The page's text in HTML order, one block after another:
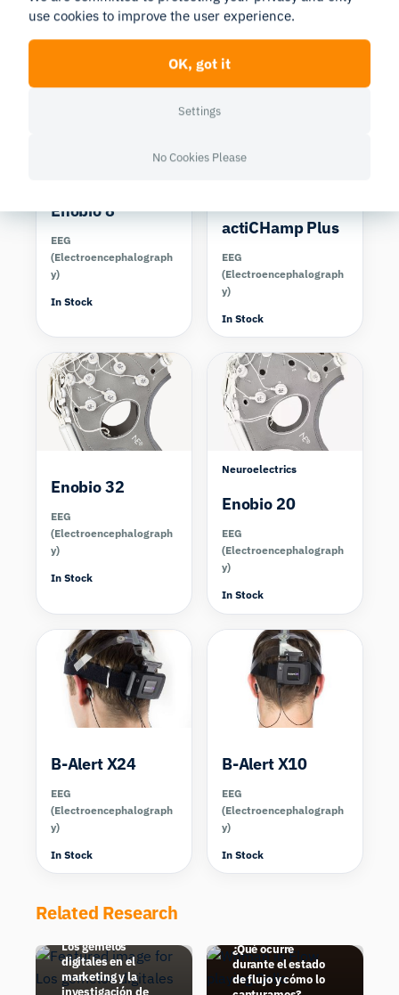
Enobio 8
EEG
(Electroencephalograph
y)
In Stock
actiCHamp Plus
EEG
(Electroencephalograph
y)
In Stock
Enobio 32
EEG
(Electroencephalograph
y)
In Stock
Compare
Neuroelectrics
Enobio 20
EEG
(Electroencephalograph
y)
In Stock
Compare
B-Alert X24
EEG
(Electroencephalograph
y)
In Stock
B-Alert X10
EEG
(Electroencephalograph
y)
In Stock
Related Research
Los gemelos
digitales en el
marketing y la
investigación de
¿Qué ocurre
durante el estado
de flujo y cómo lo
use cookies to improve the user experience.
OK, got it
Settings
No Cookies Please